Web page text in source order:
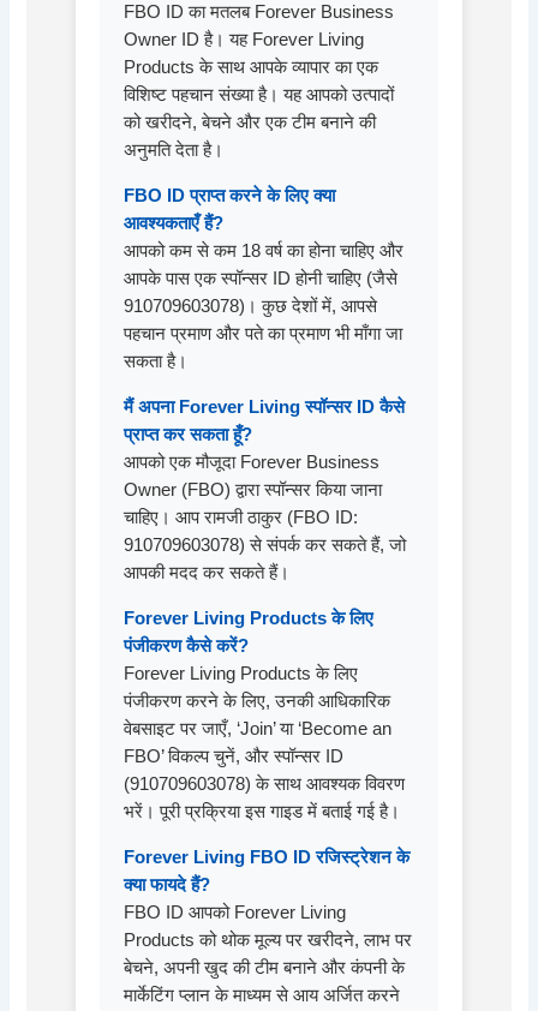
FBO ID का मतलब Forever Business
Owner ID है। यह Forever Living
Products के साथ आपके व्यापार का एक
विशिष्ट पहचान संख्या है। यह आपको उत्पादों
को खरीदने, बेचने और एक टीम बनाने की
अनुमति देता है।
FBO ID प्राप्त करने के लिए क्या
आवश्यकताएँ हैं?
आपको कम से कम 18 वर्ष का होना चाहिए और
आपके पास एक स्पॉन्सर ID होनी चाहिए (जैसे
910709603078)। कुछ देशों में, आपसे
पहचान प्रमाण और पते का प्रमाण भी माँगा जा
सकता है।
मैं अपना Forever Living स्पॉन्सर ID कैसे
प्राप्त कर सकता हूँ?
आपको एक मौजूदा Forever Business
Owner (FBO) द्वारा स्पॉन्सर किया जाना
चाहिए। आप रामजी ठाकुर (FBO ID:
910709603078) से संपर्क कर सकते हैं, जो
आपकी मदद कर सकते हैं।
Forever Living Products के लिए
पंजीकरण कैसे करें?
Forever Living Products के लिए
पंजीकरण करने के लिए, उनकी आधिकारिक
वेबसाइट पर जाएँ, ‘Join’ या ‘Become an
FBO’ विकल्प चुनें, और स्पॉन्सर ID
(910709603078) के साथ आवश्यक विवरण
भरें। पूरी प्रक्रिया इस गाइड में बताई गई है।
Forever Living FBO ID रजिस्ट्रेशन के
क्या फायदे हैं?
FBO ID आपको Forever Living
Products को थोक मूल्य पर खरीदने, लाभ पर
बेचने, अपनी खुद की टीम बनाने और कंपनी के
मार्केटिंग प्लान के माध्यम से आय अर्जित करने